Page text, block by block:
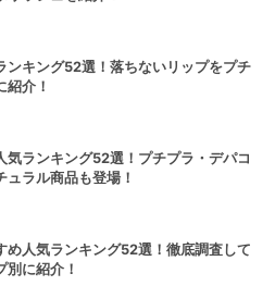
ンキング52選！落ちないリップをプチ
紹介！
気ランキング52選！プチプラ・デパコ
ュラル商品も登場！
め人気ランキング52選！徹底調査して
別に紹介！